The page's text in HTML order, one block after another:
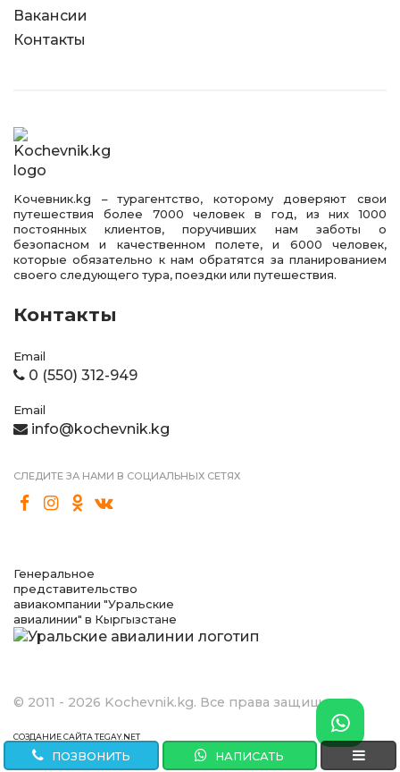
Вакансии
Контакты
Kочевник.kg – турагентство, которому доверяют свои
путешествия более 7000 человек в год, из них 1000
постоянных клиентов, поручивших нам заботы о
безопасном и качественном полете, и 6000 человек,
которые обязательно к нам обратятся за планированием
своего следующего тура, поездки или путешествия.
Контакты
Email
0 (550) 312-949
Email
info@kochevnik.kg
СЛЕДИТЕ ЗА НАМИ В СОЦИАЛЬНЫХ СЕТЯХ
Генеральное
представительство
авиакомпании "Уральские
авиалинии" в Кыргызстане
© 2011 - 2026 Kochevnik.kg. Все права защищены.
СОЗДАНИЕ САЙТА TEGAY.NET
ПОЗВОНИТЬ НАПИСАТЬ